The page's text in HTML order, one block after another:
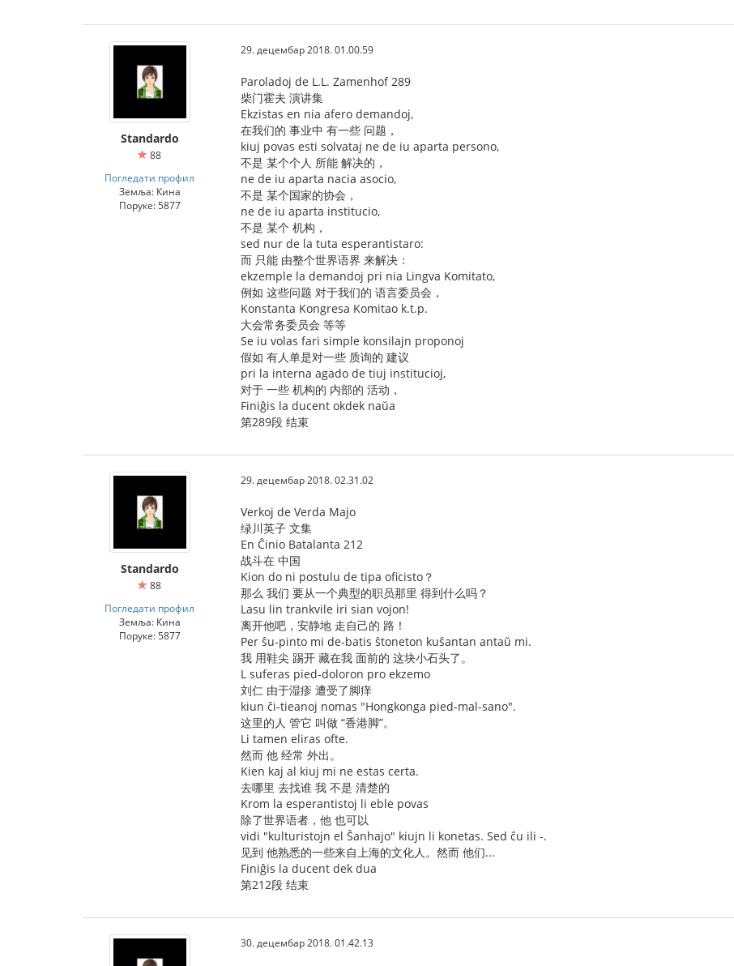
Standardo
88
Погледати профил
Земља: Кина
Поруке: 5877
29. децембар 2018. 01.00.59
Paroladoj de L.L. Zamenhof 289
柴门霍夫 演讲集
Ekzistas en nia afero demandoj,
在我们的 事业中 有一些 问题，
kiuj povas esti solvataj ne de iu aparta persono,
不是 某个个人 所能 解决的，
ne de iu aparta nacia asocio,
不是 某个国家的协会，
ne de iu aparta institucio,
不是 某个 机构，
sed nur de la tuta esperantistaro:
而 只能 由整个世界语界 来解决：
ekzemple la demandoj pri nia Lingva Komitato,
例如 这些问题 对于我们的 语言委员会，
Konstanta Kongresa Komitao k.t.p.
大会常务委员会 等等
Se iu volas fari simple konsilajn proponoj
假如 有人单是对一些 质询的 建议
pri la interna agado de tiuj institucioj,
对于 一些 机构的 内部的 活动，
Finiĝis la ducent okdek naŭa
第289段 结束
Standardo
88
Погледати профил
Земља: Кина
Поруке: 5877
29. децембар 2018. 02.31.02
Verkoj de Verda Majo
绿川英子 文集
En Ĉinio Batalanta 212
战斗在 中国
Kion do ni postulu de tipa oficisto？
那么 我们 要从一个典型的职员那里 得到什么吗？
Lasu lin trankvile iri sian vojon!
离开他吧，安静地 走自己的 路！
Per ŝu-pinto mi de-batis ŝtoneton kuŝantan antaŭ mi.
我 用鞋尖 踢开 藏在我 面前的 这块小石头了。
L suferas pied-doloron pro ekzemo
刘仁 由于湿疹 遭受了脚痒
kiun ĉi-tieanoj nomas "Hongkonga pied-mal-sano".
这里的人 管它 叫做 “香港脚”。
Li tamen eliras ofte.
然而 他 经常 外出。
Kien kaj al kiuj mi ne estas certa.
去哪里 去找谁 我 不是 清楚的
Krom la esperantistoj li eble povas
除了世界语者，他 也可以
vidi "kulturistojn el Ŝanhajo" kiujn li konetas. Sed ĉu ili -.
见到 他熟悉的一些来自上海的文化人。然而 他们...
Finiĝis la ducent dek dua
第212段 结束
30. децембар 2018. 01.42.13